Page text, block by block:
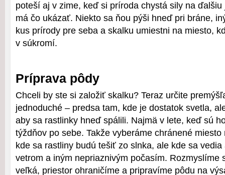
poteší aj v zime, keď si príroda chystá sily na ďalšiu
má čo ukázať. Niekto sa ňou pýši hneď pri bráne,
kus prírody pre seba a skalku umiestni na miesto,
v súkromí.
Príprava pôdy
Chceli by ste si založiť skalku? Teraz určite
jednoduché – predsa tam, kde je dostatok svetla,
aby sa rastlinky hneď spálili. Najmä v lete, keď sú
týždňov po sebe. Takže vyberáme chránené
kde sa rastliny budú tešiť zo slnka, ale kde sa
vetrom a iným nepriaznivým počasím. Rozmyslíme
veľká, priestor ohraničíme a pripravíme pôdu na